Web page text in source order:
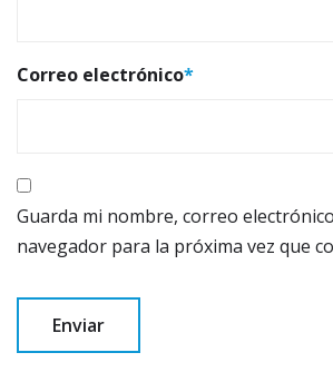
Correo electrónico*
Guarda mi nombre, correo
navegador para la próxima vez que